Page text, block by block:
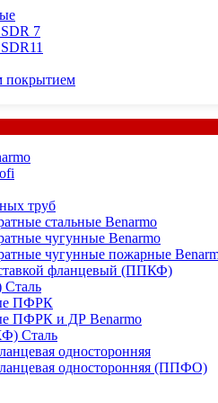
7
покрытием
труб
стальные Benarmo
чугунные Benarmo
чугунные пожарные
фланцевый (ППКФ)
ПФРК
ПФРК и ДР Benarmo
Сталь
односторонняя
односторонняя (ППФО)